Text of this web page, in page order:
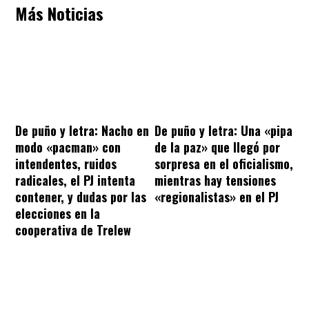
Más Noticias
De puño y letra: Nacho en
modo «pacman» con
intendentes, ruidos
radicales, el PJ intenta
contener, y dudas por las
elecciones en la
cooperativa de Trelew
De puño y letra: Una «pipa
de la paz» que llegó por
sorpresa en el oficialismo,
mientras hay tensiones
«regionalistas» en el PJ